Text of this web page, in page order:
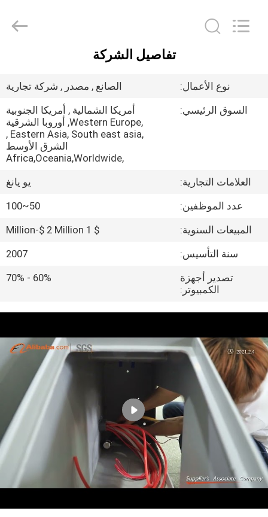
منتجات
الافتراضي
معلومات
عنا
المعمل
اتصل
بنا
أخبار
اطلب
اقتباس
خريطة
INSTRUMENT
تفاصيل الشركة
نوع الأعمال:
الصانع , مصدر , شركة تجارية
السوق الرئيسي:
أمريكا الشمالية , أمريكا الجنوبية
,Western Europe, أوروبا الشرقية
,Eastern Asia, South east asia ,
الشرق الأوسط
,Africa,Oceania,Worldwide
العلامات التجارية:
يو يانغ
عدد الموظفين:
50~100
المبيعات السنوية:
$ 1 Million-$ 2 Million
سنة التأسيس:
2007
تصدير أجهزة
الكمبيوتر:
60% - 70%